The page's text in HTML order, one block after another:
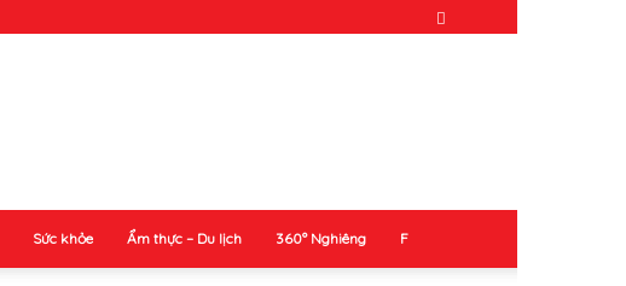
Sức khỏe Ẩm thực – Du lịch 360° Nghiêng F